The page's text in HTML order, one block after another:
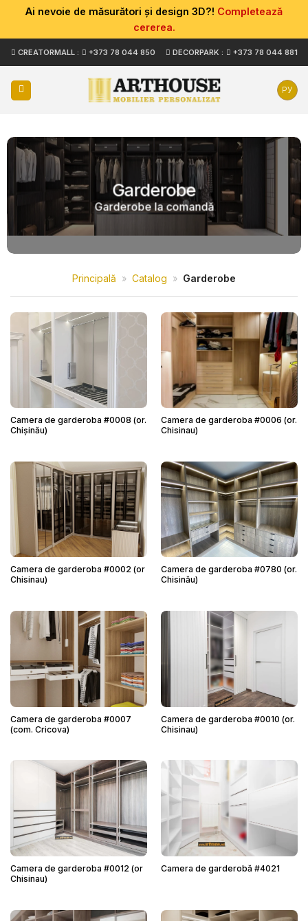
Ai nevoie de măsurători și design 3D?! Completează
cererea.
CREATORMALL : +373 78 044 850 DECORPARK : +373 78 044 881
РУ
Garderobe
Garderobe la comandă
Principală » Catalog » Garderobe
Camera de garderoba #0008 (or.
Chișinău)
Camera de garderoba #0006 (or.
Chisinau)
Camera de garderoba #0002 (or
Chisinau)
Camera de garderoba #0780 (or.
Chisinău)
Camera de garderoba #0007
(com. Cricova)
Camera de garderoba #0010 (or.
Chisinau)
Camera de garderoba #0012 (or
Chisinau)
Camera de garderobă #4021